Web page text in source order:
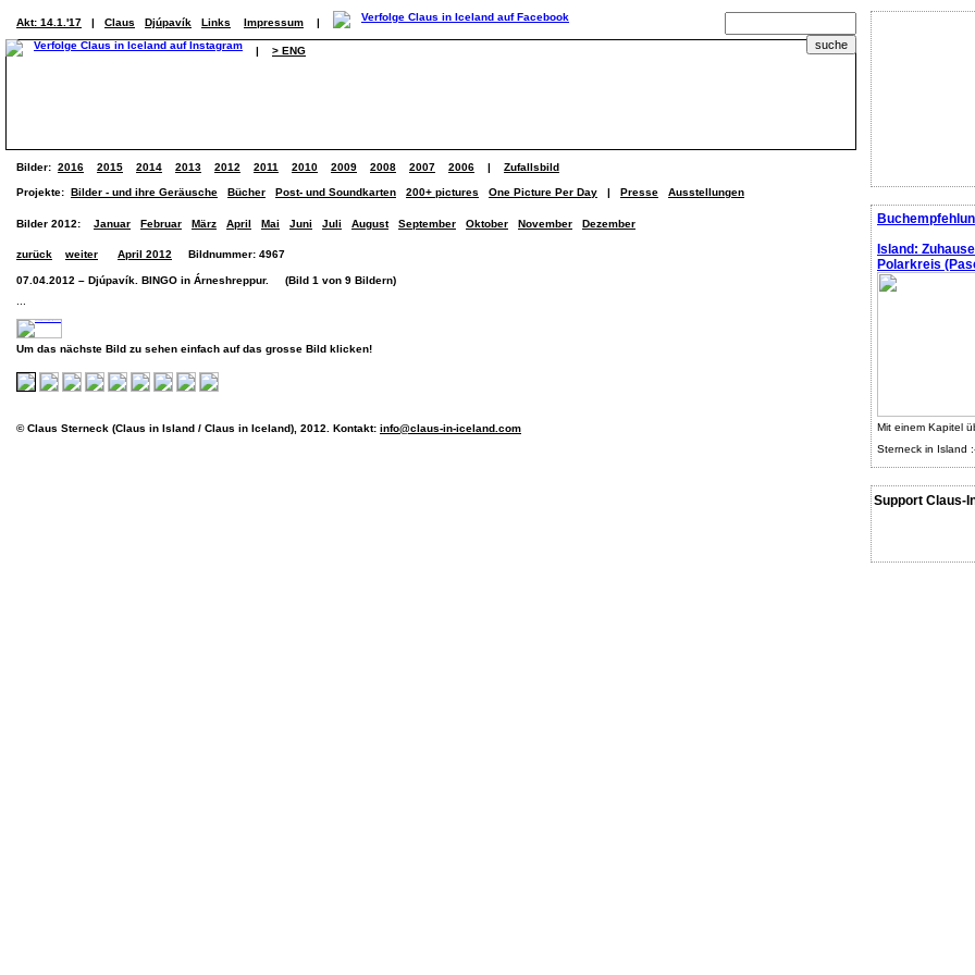
Island:
Polarkreis
Mit einem Kapitel
Sterneck in Island
Support Claus-
Akt: 14.1.'17 | Claus Djúpavík Links Impressum |
| > ENG
Bilder: 2016 2015 2014 2013 2012 2011 2010 2009 2008 2007 2006 | Zufallsbild
Projekte: Bilder - und ihre Geräusche Bücher Post- und Soundkarten 200+ pictures One Picture Per Day | Presse Ausstellungen
Bilder 2012: Januar Februar März April Mai Juni Juli August September Oktober November Dezember
zurück weiter April 2012 Bildnummer: 4967
07.04.2012 – Djúpavík. BINGO in Árneshreppur. (Bild 1 von 9 Bildern)
Um das nächste Bild zu sehen einfach auf das grosse Bild klicken!
© Claus Sterneck (Claus in Island / Claus in Iceland), 2012. Kontakt: info@claus-in-iceland.com